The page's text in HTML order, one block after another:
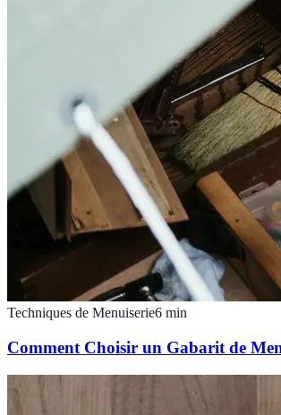
Techniques de Menuiserie6 min
Comment Choisir un Gabarit de